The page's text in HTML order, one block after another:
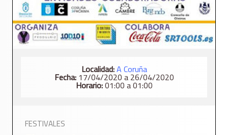
Localidad:A Coruña
Fecha:17/04/2020 a 26/04/2020
Horario:01:00 a 01:00
FESTIVALES